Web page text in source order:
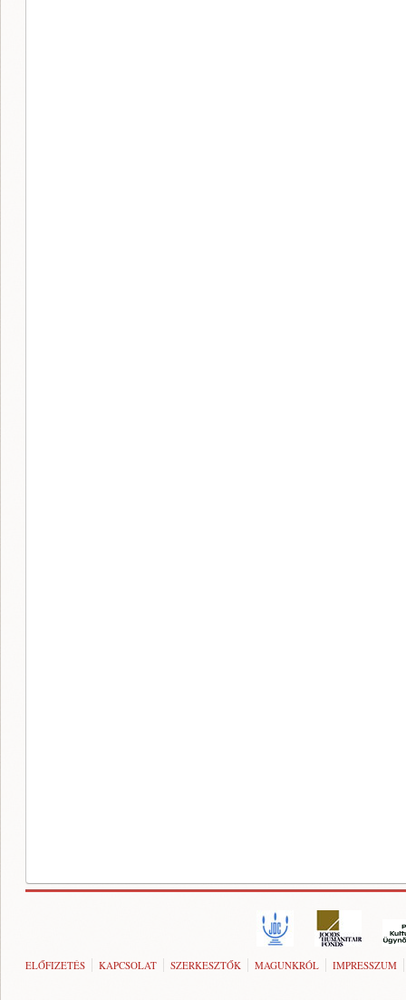
ELŐFIZETÉS KAPCSOLAT SZERKESZTŐK MAGUNKRÓL IMPRESSZUM